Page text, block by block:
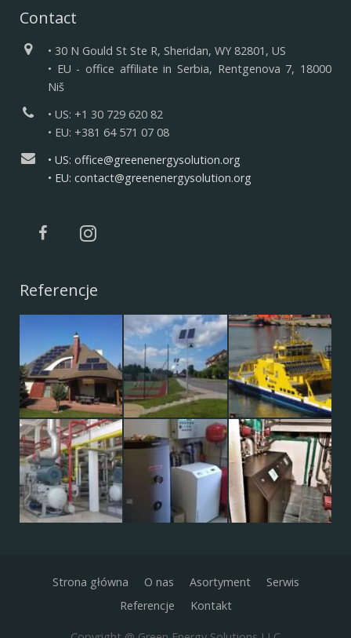
Contact
• 30 N Gould St Ste R, Sheridan, WY 82801, US
• EU - office affiliate in Serbia, Rentgenova 7, 18000
Niš
• US: +1 30 729 620 82
• EU: +381 64 571 07 08
• US: office@greenenergysolution.org
• EU: contact@greenenergysolution.org
Referencje
Strona główna O nas Asortyment
Serwis
Referencje
Kontakt